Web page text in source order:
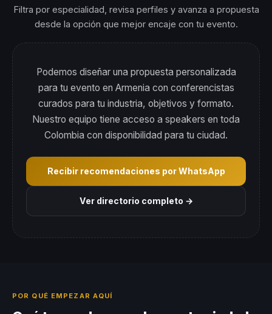
Filtra por especialidad, revisa perfiles y avanza a propuesta
desde la opción que mejor encaje con tu evento.
Podemos diseñar una propuesta personalizada
para tu evento en Armenia con conferencistas
curados para tu industria, objetivos y formato.
Nuestro equipo tiene acceso a speakers en toda
Colombia con disponibilidad para tu ciudad.
Recibir recomendaciones por WhatsApp
Ver directorio completo →
POR QUÉ EMPEZAR AQUÍ